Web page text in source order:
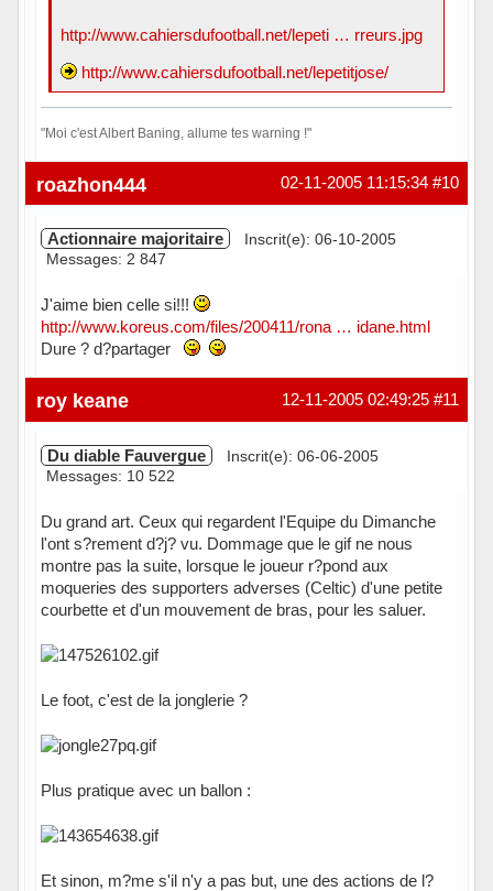
http://www.cahiersdufootball.net/lepeti … rreurs.jpg
http://www.cahiersdufootball.net/lepetitjose/
"Moi c'est Albert Baning, allume tes warning !"
Hors ligne #10
02-11-2005 11:15:34
roazhon444
Actionnaire majoritaire
Inscrit(e): 06-10-2005
Messages: 2 847
J'aime bien celle si!!!
http://www.koreus.com/files/200411/rona … idane.html
Dure ? d?partager
Hors ligne #11
12-11-2005 02:49:25
roy keane
Du diable Fauvergue
Inscrit(e): 06-06-2005
Messages: 10 522
Du grand art. Ceux qui regardent l'Equipe du Dimanche
l'ont s?rement d?j? vu. Dommage que le gif ne nous
montre pas la suite, lorsque le joueur r?pond aux
moqueries des supporters adverses (Celtic) d'une petite
courbette et d'un mouvement de bras, pour les saluer.
Le foot, c'est de la jonglerie ?
Plus pratique avec un ballon :
Et sinon, m?me s'il n'y a pas but, une des actions de l?